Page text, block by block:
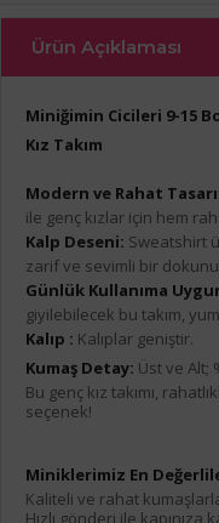
Ürün Açıklaması
Miniğimin Cicileri 9-15
Kız Takım
Modern ve Rahat
ile genç kızlar için hem
Kalp Deseni: Sweatshirt
zarif ve sevimli bir
Günlük Kullanıma
giyilebilecek bu takım,
Kalıp : Kalıplar geniştir.
Kumaş Detay: Üst ve Alt;
Bu genç kız takımı,
seçenek!
Miniklerimiz En
Kaliteli ve rahat
Hızlı gönderi ile kapınıza